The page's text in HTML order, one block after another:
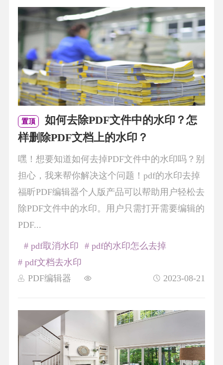
置顶
如何去除PDF文件中的水印？怎
样删除PDF文档上的水印？
嘿！想要知道如何去掉PDF文件中的水印吗？别
担心，我来帮你解决这个问题！pdf的水印去掉
福昕PDF编辑器个人版产品可以帮助用户轻松去
除PDF文件中的水印。用户只需打开需要编辑的
PDF...
PDF编辑器 2023-08-21
# pdf取消水印
# pdf的水印怎么去掉
# pdf文档去水印